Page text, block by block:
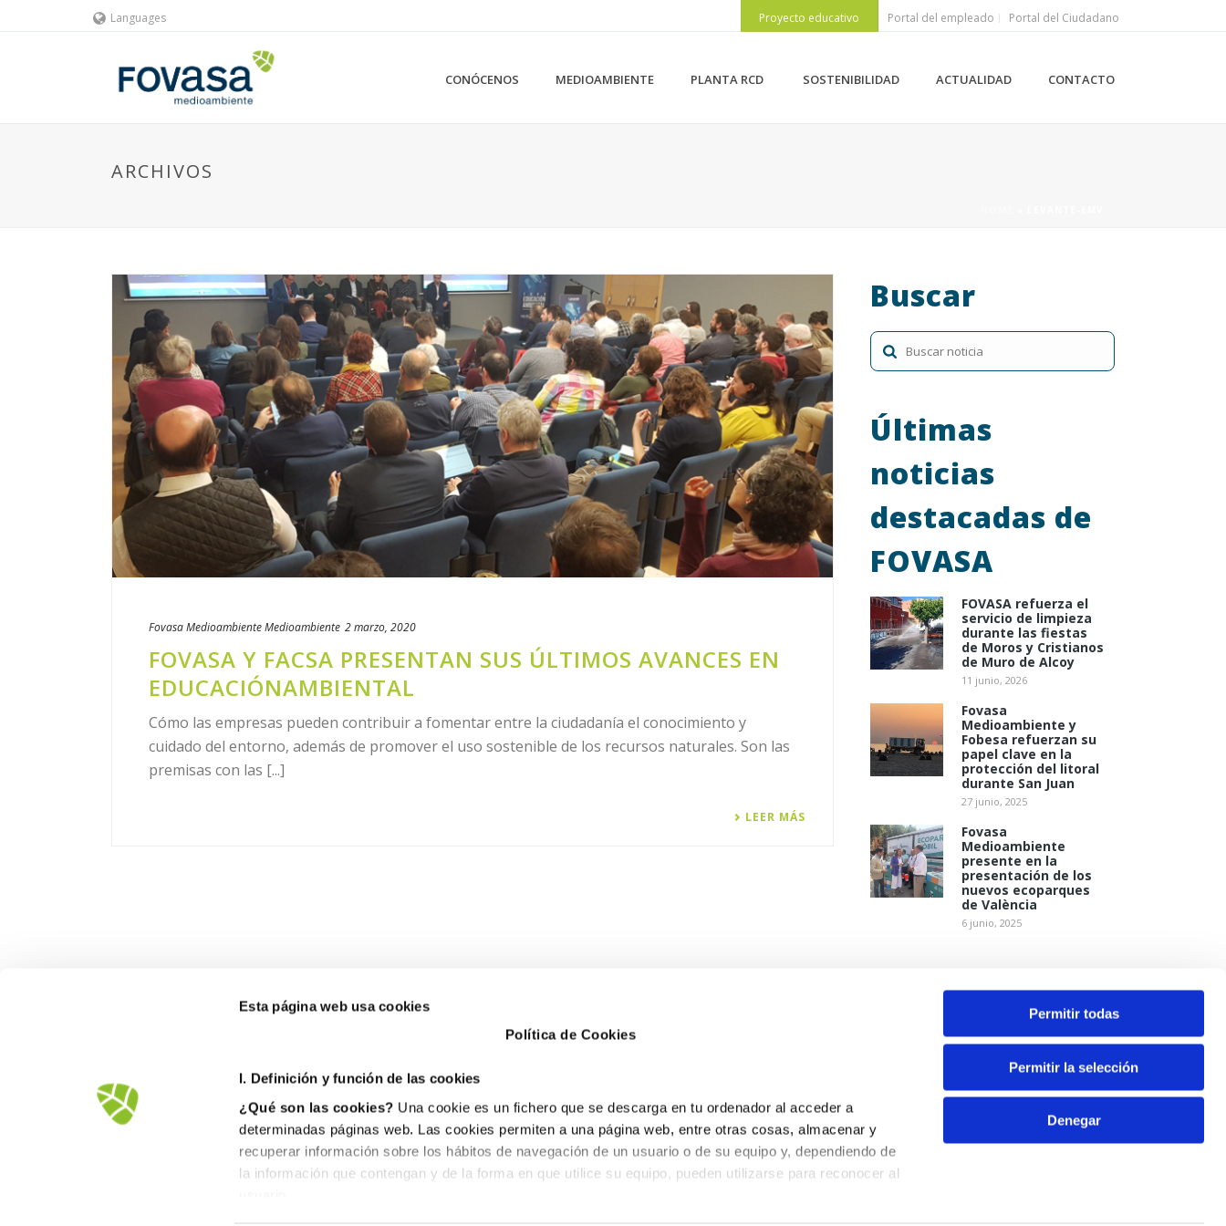
Esta página web usa cookies
Política de Cookies
I. Definición y función de las cookies
¿Qué son las cookies? Una cookie es un fichero que se descarga en tu ordenador al acceder a
determinadas páginas web. Las cookies permiten a una página web, entre otras cosas, almacenar y
recuperar información sobre los hábitos de navegación de un usuario o de su equipo y, dependiendo de
la información que contengan y de la forma en que utilice su equipo, pueden utilizarse para reconocer al
Permitir todas
Permitir la selección
Denegar
Languages Proyecto educativo Portal del empleado Portal del Ciudadano
CONÓCENOS MEDIOAMBIENTE PLANTA RCD SOSTENIBILIDAD ACTUALIDAD CONTACTO
ARCHIVOS
Fovasa MedioambienteMedioambiente 2 marzo, 2020
FOVASA Y FACSA PRESENTAN SUS ÚLTIMOS AVANCES EN
EDUCACIÓNAMBIENTAL
Cómo las empresas pueden contribuir a fomentar entre la ciudadanía el conocimiento y
cuidado del entorno, además de promover el uso sostenible de los recursos naturales. Son las
premisas con las [...]
LEER MÁS
Buscar
Últimas
noticias
destacadas de
FOVASA
FOVASA refuerza el
servicio de limpieza
durante las fiestas
de Moros y Cristianos
de Muro de Alcoy
11 junio, 2026
Fovasa
Medioambiente y
Fobesa refuerzan su
papel clave en la
protección del litoral
durante San Juan
27 junio, 2025
Fovasa
Medioambiente
presente en la
presentación de los
nuevos ecoparques
de València
6 junio, 2025
Avd.Comarques Pais Valencià, 39